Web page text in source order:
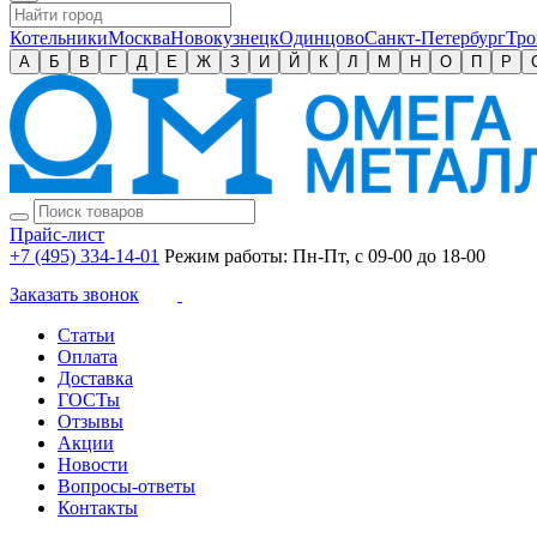
КотельникиМоскваНовокузнецкОдинцовоСанкт-Петербург
А Б В Г Д Е Ж З И Й К Л М Н О П Р
Прайс-лист
+7 (495) 334-14-01 Режим работы: Пн-Пт, с 09-00 до 18-00
Заказать звонок
Статьи
Оплата
Доставка
ГОСТы
Отзывы
Акции
Новости
Вопросы-ответы
Контакты